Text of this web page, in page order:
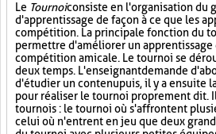
Le Tournoiconsiste en l'organisation du
d'apprentissage de façon à ce que les
compétition. La principale fonction du
permettre d'améliorer un apprentissage
compétition amicale. Le tournoi se
deux temps. L'enseignant demande
d'étudier un contenu puis, il y a ensuite
pour réaliser le tournoi proprement dit.
tournois : le tournoi où s'affrontent
celui où n'entrent en jeu que deux